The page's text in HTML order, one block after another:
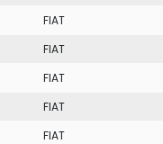
FIAT
FIAT
FIAT
FIAT
FIAT